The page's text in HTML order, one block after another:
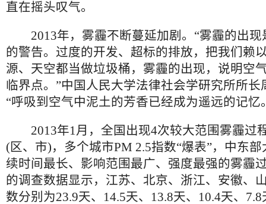
直在摇头叹气。
2013年，雾霾不断蔓延加剧。“雾霾的出现
的警告。过度的开发、超标的排放，把我们赖
源、天空都当做垃圾桶，雾霾的出现，说明空
临界点。”中国人民大学法律社会学研究所所长
“呼吸到空气中泥土的芳香已经成为遥远的记忆
2013年1月，全国出现4次较大范围雾霾过
(区、市)，多个城市PM 2.5指数“爆表”，中东
续时间最长、影响范围最广、强度最强的雾霾
的调查数据显示，江苏、北京、浙江、安徽、
数分别为23.9天、14.5天、13.8天、10.4天、